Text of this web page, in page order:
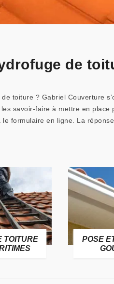
de
toiture ? Gabriel Couverture
savoir-faire à mettre en
formulaire en ligne. La
TOITURE
POSE